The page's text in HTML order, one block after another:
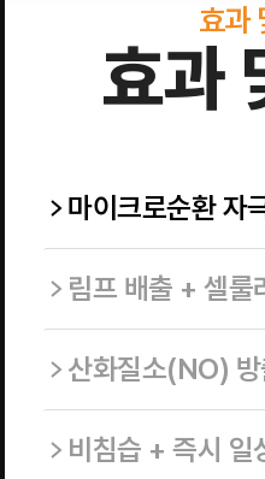
효과
효과
마이크로순환 자
림프 배출 + 셀룰
산화질소(NO)
비침습 + 즉시 일